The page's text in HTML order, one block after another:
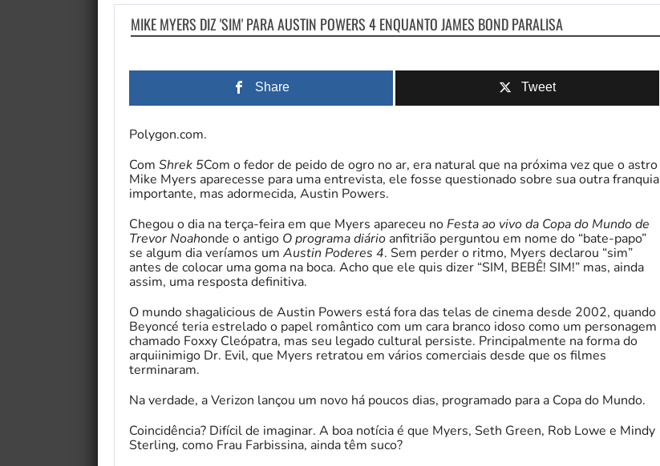
MIKE MYERS DIZ 'SIM' PARA AUSTIN POWERS 4 ENQUANTO JAMES BOND PARALISA
Share Tweet
Polygon.com.
Com Shrek 5Com o fedor de peido de ogro no ar, era natural que na próxima vez que o astro
Mike Myers aparecesse para uma entrevista, ele fosse questionado sobre sua outra franquia
importante, mas adormecida, Austin Powers.
Chegou o dia na terça-feira em que Myers apareceu no Festa ao vivo da Copa do Mundo de
Trevor Noahonde o antigo O programa diário anfitrião perguntou em nome do “bate-papo”
se algum dia veríamos um Austin Poderes 4. Sem perder o ritmo, Myers declarou “sim”
antes de colocar uma goma na boca. Acho que ele quis dizer “SIM, BEBÊ! SIM!” mas, ainda
assim, uma resposta definitiva.
O mundo shagalicious de Austin Powers está fora das telas de cinema desde 2002, quando
Beyoncé teria estrelado o papel romântico com um cara branco idoso como um personagem
chamado Foxxy Cleópatra, mas seu legado cultural persiste. Principalmente na forma do
arquiinimigo Dr. Evil, que Myers retratou em vários comerciais desde que os filmes
terminaram.
Na verdade, a Verizon lançou um novo há poucos dias, programado para a Copa do Mundo.
Coincidência? Difícil de imaginar. A boa notícia é que Myers, Seth Green, Rob Lowe e Mindy
Sterling, como Frau Farbissina, ainda têm suco?